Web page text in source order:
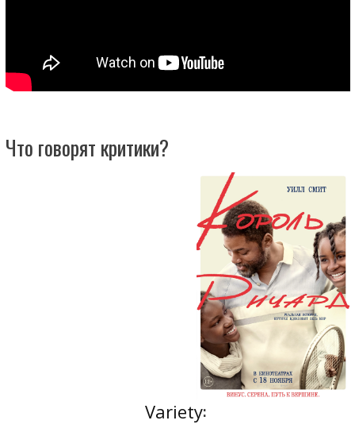
Что говорят критики?
Variety: